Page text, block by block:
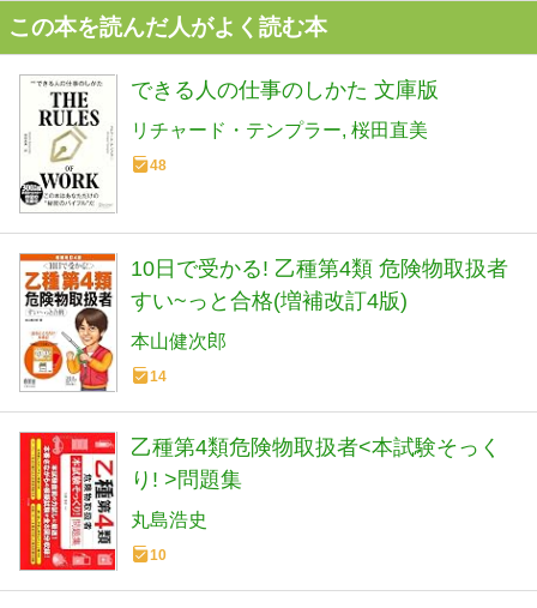
この本を読んだ人がよく読む本
できる人の仕事のしかた 文庫版
リチャード・テンプラー 桜田直美
48
10日で受かる! 乙種第4類 危険物取扱者
すい~っと合格(増補改訂4版)
本山健次郎
14
乙種第4類危険物取扱者<本試験そっく
り! >問題集
丸島浩史
10